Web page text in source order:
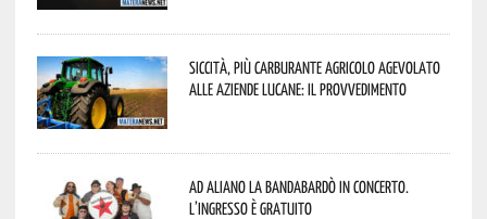
Siccità, più carburante agricolo agevolato
alle aziende lucane: il provvedimento
Ad Aliano la Bandabardò in concerto.
L’ingresso è gratuito